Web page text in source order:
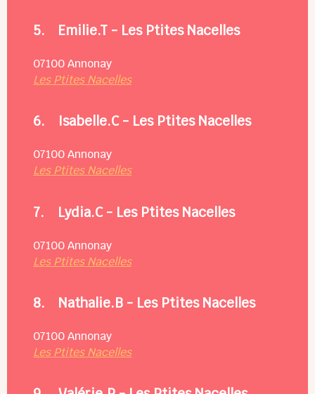
5. Emilie.T - Les Ptites Nacelles
07100 Annonay
Les Ptites Nacelles
6. Isabelle.C - Les Ptites Nacelles
07100 Annonay
Les Ptites Nacelles
7. Lydia.C - Les Ptites Nacelles
07100 Annonay
Les Ptites Nacelles
8. Nathalie.B - Les Ptites Nacelles
07100 Annonay
Les Ptites Nacelles